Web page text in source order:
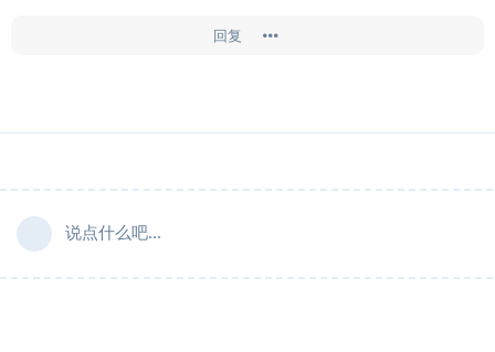
回复
说点什么吧...